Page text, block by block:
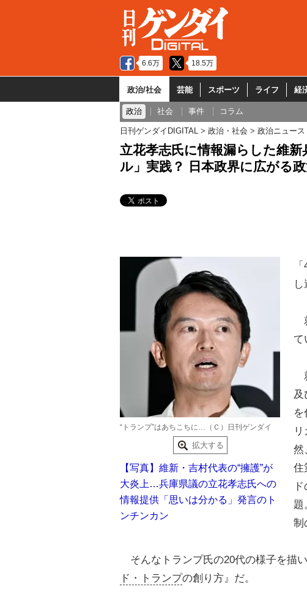
6.6万 18.5万
政治/社会 芸能 スポーツ ライフ 経
政治 社会 事件 コラム
日刊ゲンダイDIGITAL 政治・社会 政治ニュース
立花孝志氏に情報漏らした維
ル」実践？ 日本政界に広がる
“トランプ”はあちこちに…（Ｃ）日刊ゲンダイ
拡大する
【写真】維新・吉村代表の“擁護”が
大炎上…兵庫県議の立花孝志氏への
情報提供「思いは分かる」発言のト
ンチンカン
し
て
及
を
然
住
題
制
そんなトランプ氏の20代の様子を描
ド・トランプの創り方』だ。